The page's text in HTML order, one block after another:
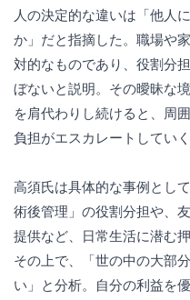
人の決定的な違いは「他人
か」だと指摘した。職場や
対的なものであり、役割分
ぼないと説明。その曖昧な
を肩代わりし続けると、周
負担がエスカレートしていく
高須氏は具体的な事例とし
術後管理」の役割分担や、
提供など、日常生活に潜む
その上で、「世の中の大部
い」と分析。自分の利益を